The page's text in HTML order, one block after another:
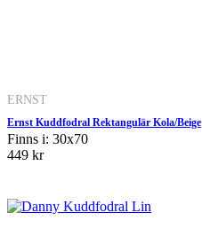
ERNST
Ernst Kuddfodral Rektangulär Kola/Beige
Finns i: 30x70
449 kr